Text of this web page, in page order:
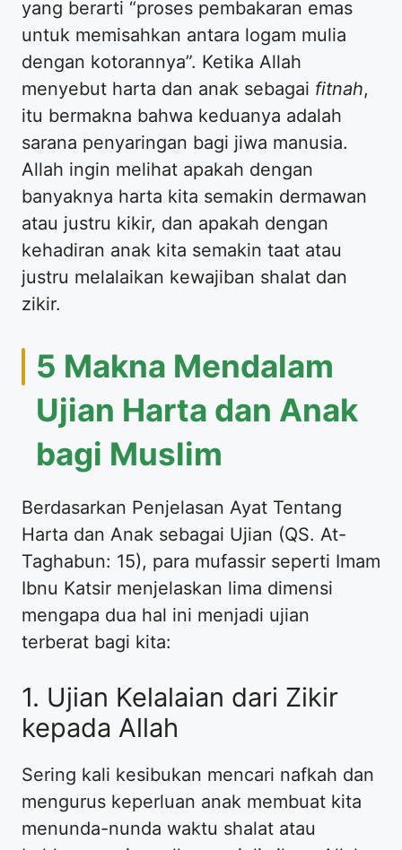
yang berarti “proses pembakaran emas
untuk memisahkan antara logam mulia
dengan kotorannya”. Ketika Allah
menyebut harta dan anak sebagai fitnah,
itu bermakna bahwa keduanya adalah
sarana penyaringan bagi jiwa manusia.
Allah ingin melihat apakah dengan
banyaknya harta kita semakin dermawan
atau justru kikir, dan apakah dengan
kehadiran anak kita semakin taat atau
justru melalaikan kewajiban shalat dan
zikir.
5 Makna Mendalam
Ujian Harta dan Anak
bagi Muslim
Berdasarkan Penjelasan Ayat Tentang
Harta dan Anak sebagai Ujian (QS. At-
Taghabun: 15), para mufassir seperti Imam
Ibnu Katsir menjelaskan lima dimensi
mengapa dua hal ini menjadi ujian
terberat bagi kita:
1. Ujian Kelalaian dari Zikir
kepada Allah
Sering kali kesibukan mencari nafkah dan
mengurus keperluan anak membuat kita
menunda-nunda waktu shalat atau